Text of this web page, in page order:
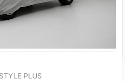
PLUS